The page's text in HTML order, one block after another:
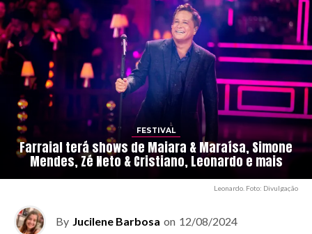
FESTIVAL
Farraial terá shows de Maiara & Maraísa, Simone
Mendes, Zé Neto & Cristiano, Leonardo e mais
Leonardo. Foto: Divulgação
By Jucilene Barbosa on 12/08/2024